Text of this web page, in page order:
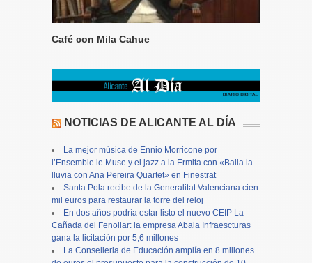
Café con Mila Cahue
NOTICIAS DE ALICANTE AL DÍA
La mejor música de Ennio Morricone por
l’Ensemble le Muse y el jazz a la Ermita con «Baila la
lluvia con Ana Pereira Quartet» en Finestrat
Santa Pola recibe de la Generalitat Valenciana cien
mil euros para restaurar la torre del reloj
En dos años podría estar listo el nuevo CEIP La
Cañada del Fenollar: la empresa Abala Infraescturas
gana la licitación por 5,6 millones
La Conselleria de Educación amplía en 8 millones